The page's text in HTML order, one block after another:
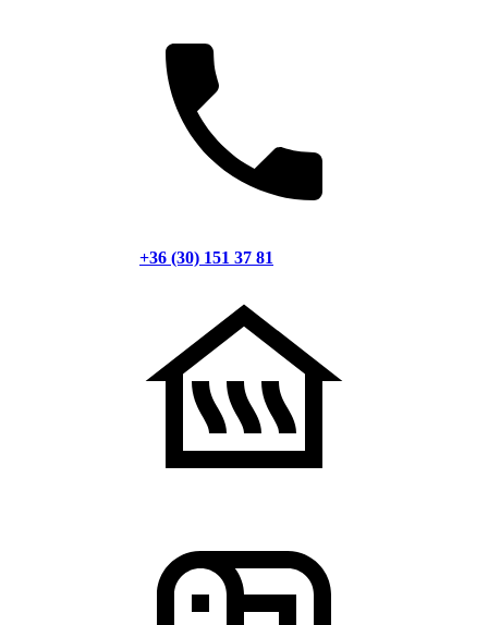
+36 (30) 151 37 81